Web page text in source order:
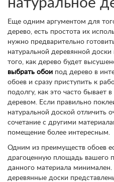
натуральное
Еще одним аргументом для
дерево, есть простота их
нужно предварительно
натуральной деревянной
того, как дерево будет
выбрать обои под дерево в
обоев и сразу приступить к
подолгу, как это часто бывает
деревом. Если правильно
натуральной доской отличить
сочетание с другими
помещение более интересным.
Одним из преимуществ обоев
драгоценную площадь вашего
данного материала
деревянные доски